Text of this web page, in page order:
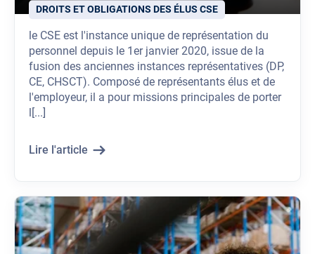
DROITS ET OBLIGATIONS DES ÉLUS CSE
le CSE est l'instance unique de représentation du
personnel depuis le 1er janvier 2020, issue de la
fusion des anciennes instances représentatives (DP,
CE, CHSCT). Composé de représentants élus et de
l'employeur, il a pour missions principales de porter
l[...]
Lire l'article